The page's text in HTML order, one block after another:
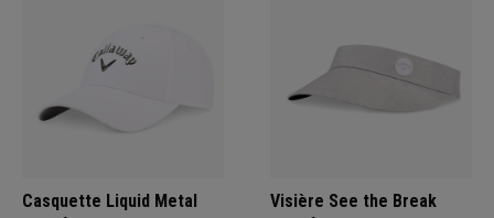
Casquette Liquid Metal
Visière See the Break